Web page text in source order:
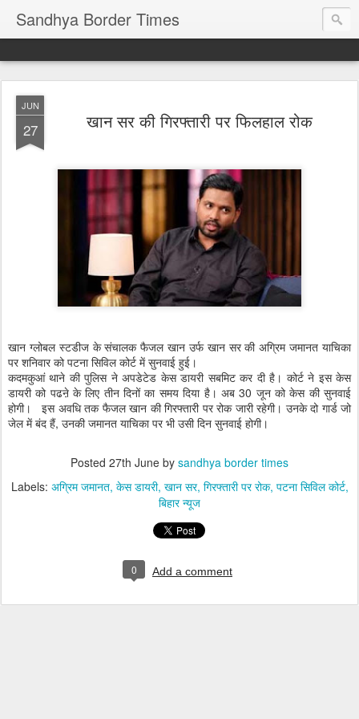
Sandhya Border Times
JUN
27 खान सर की गिरफ्तारी पर फिलहाल रोक
खान ग्लोबल स्टडीज के संचालक फैजल खान उर्फ खान सर की अग्रिम जमानत याचिका
पर शनिवार को पटना सिविल कोर्ट में सुनवाई हुई।
कदमकुआं थाने की पुलिस ने अपडेटेड केस डायरी सबमिट कर दी है। कोर्ट ने इस केस
डायरी को पढऩे के लिए तीन दिनों का समय दिया है। अब 30 जून को केस की सुनवाई
होगी। इस अवधि तक फैजल खान की गिरफ्तारी पर रोक जारी रहेगी। उनके दो गार्ड जो
जेल में बंद हैं, उनकी जमानत याचिका पर भी उसी दिन सुनवाई होगी।
Posted 27th June by sandhya border times
Labels: अग्रिम जमानत केस डायरी खान सर गिरफ्तारी पर रोक पटना सिविल कोर्ट
बिहार न्यूज
0 Add a comment